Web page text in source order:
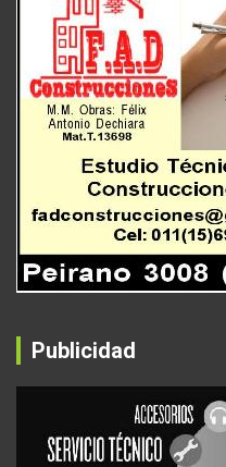
Publicidad